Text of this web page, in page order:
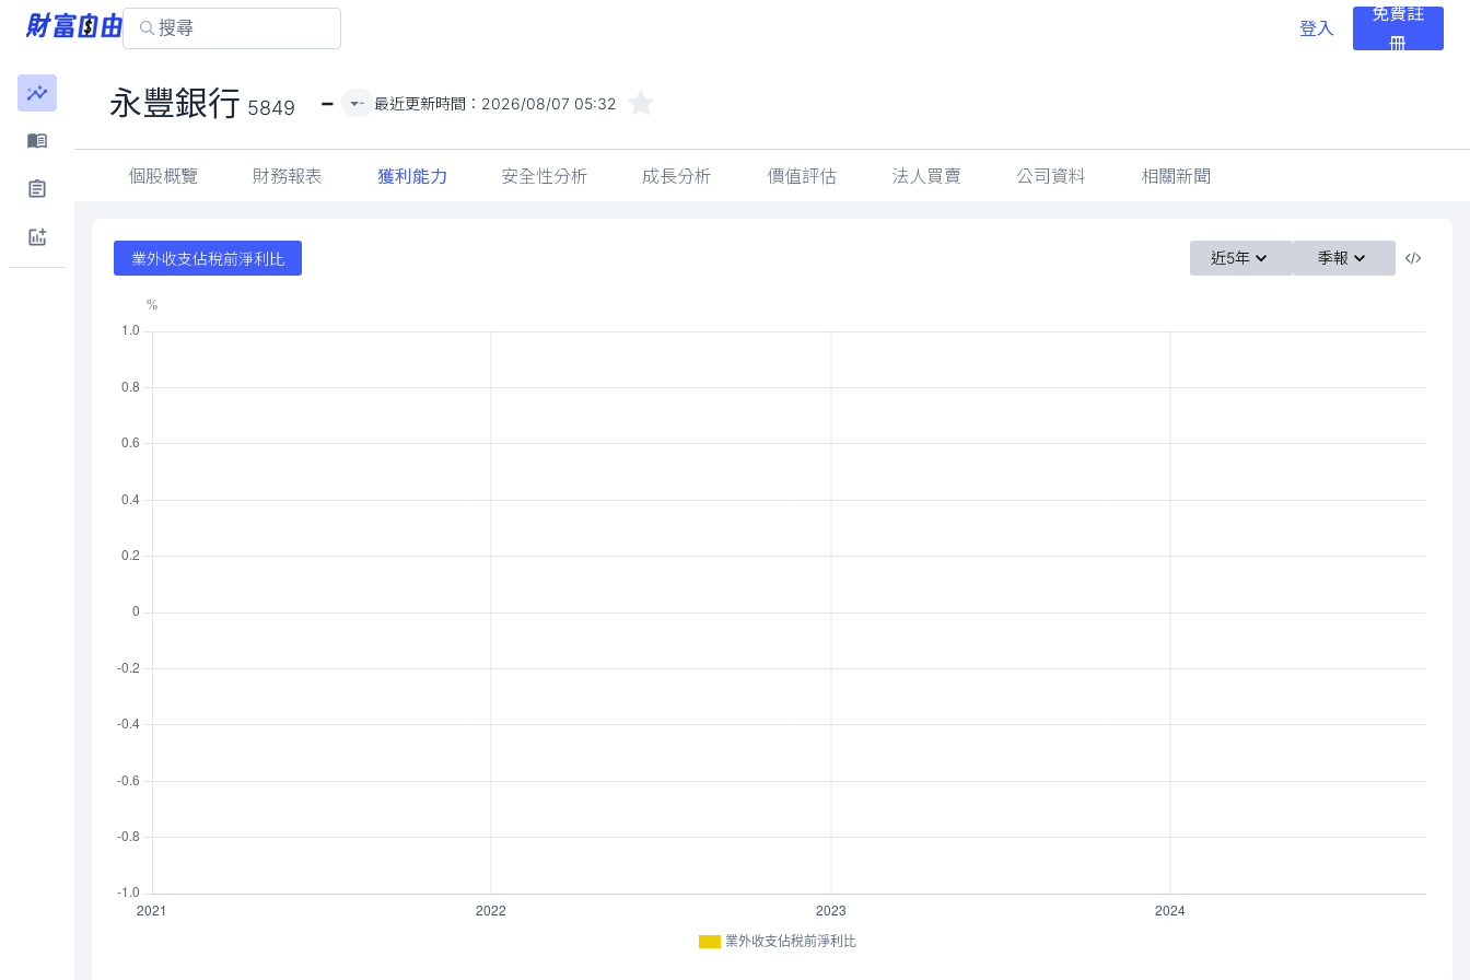
登入
免費註
冊
永豐銀行 5849 - - 最近更新時間： 2026/08/07 05:32
個股概覽 財務報表 獲利能力 安全性分析 成長分析 價值評估 法人買賣 公司資料 相關新聞
業外收支佔稅前淨利比 近5年 季報
業外收支佔稅前淨利比